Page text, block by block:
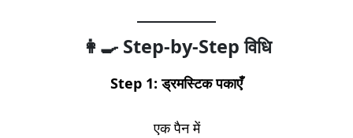
👩‍🍳 Step-by-Step विधि
Step 1: ड्रमस्टिक पकाएँ
एक पैन में